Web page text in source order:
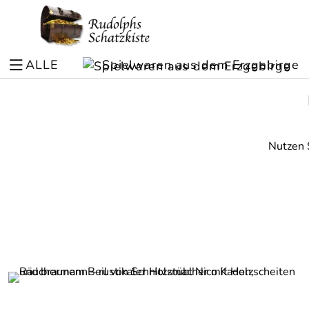
ALLE Spielwaren aus dem Erzgebirge
Nutzen